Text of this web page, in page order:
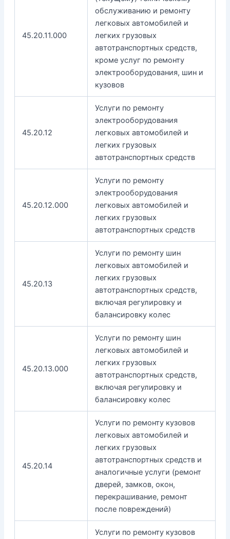
45.20.11.000
обслуживанию и ремонту
легковых автомобилей и
легких грузовых
автотранспортных средств,
кроме услуг по ремонту
электрооборудования, шин и
кузовов
45.20.12
Услуги по ремонту
электрооборудования
легковых автомобилей и
легких грузовых
автотранспортных средств
45.20.12.000
Услуги по ремонту
электрооборудования
легковых автомобилей и
легких грузовых
автотранспортных средств
45.20.13
Услуги по ремонту шин
легковых автомобилей и
легких грузовых
автотранспортных средств,
включая регулировку и
балансировку колес
45.20.13.000
Услуги по ремонту шин
легковых автомобилей и
легких грузовых
автотранспортных средств,
включая регулировку и
балансировку колес
45.20.14
Услуги по ремонту кузовов
легковых автомобилей и
легких грузовых
автотранспортных средств и
аналогичные услуги (ремонт
дверей, замков, окон,
перекрашивание, ремонт
после повреждений)
Услуги по ремонту кузовов